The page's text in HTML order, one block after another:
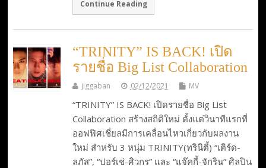
Continue Reading
“TRINITY” IS BACK! เปิด
รายชื่อ Big List Collaboration
jiggaban 02/12/2021 MV
“TRINITY” IS BACK! เปิดรายชื่อ Big List
Collaboration สร้างสถิติใหม่ ตั้งแต่วินาทีแรกที่
ออฟฟิศเชี่ยลมีการเคลื่อนไหวเกี่ยวกับผลงาน
ใหม่ สำหรับ 3 หนุ่ม TRINITY(ทรินิตี้) “เติร์ด-
ลภัส”, “ปอร์เช่-ศิวกร” และ “แจ๊คกี้-จักริน” ศิลปิน